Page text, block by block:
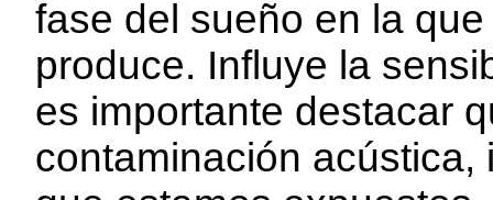
fase del sueño en la
produce. Influye la
es importante destacar
contaminación